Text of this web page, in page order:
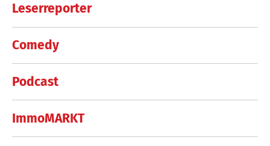
Leserreporter
Comedy
Podcast
ImmoMARKT